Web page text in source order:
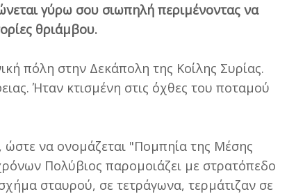
γύρω σου σιωπηλή περιμένοντας να
θριάμβου.
πόλη στην Δεκάπολη της Κοίλης Συρίας.
Ήταν κτισμένη στις όχθες του ποταμού
ώστε να ονομάζεται "Πομπηία της Μέσης
Πολύβιος παρομοιάζει με στρατόπεδο
σταυρού, σε τετράγωνα, τερμάτιζαν σε